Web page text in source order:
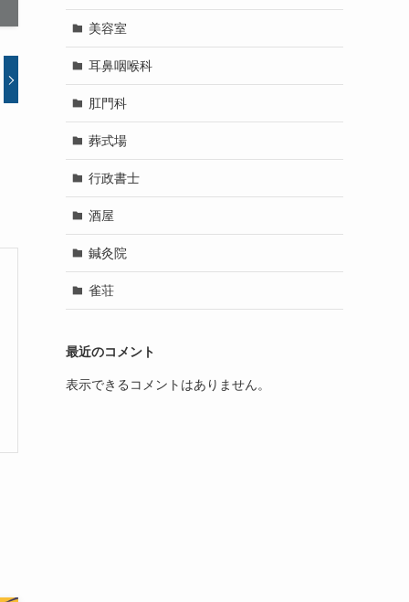
美容室
耳鼻咽喉科
肛門科
葬式場
行政書士
酒屋
鍼灸院
雀荘
最近のコメント
表示できるコメントはありません。